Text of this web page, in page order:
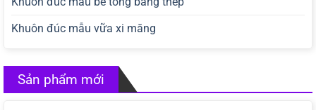
Khuôn đúc mẫu vữa xi măng
Sản phẩm mới